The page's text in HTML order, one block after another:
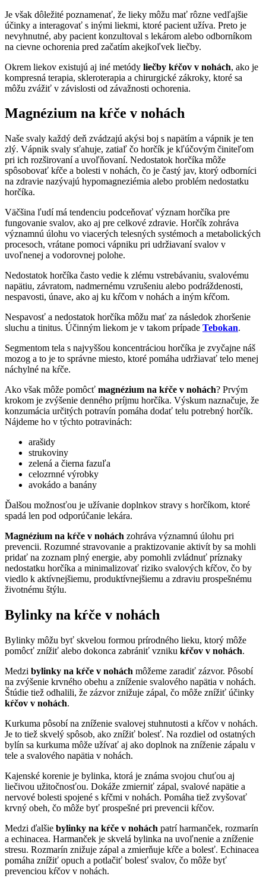
Je však dôležité poznamenať, že lieky môžu mať rôzne vedľajšie
účinky a interagovať s inými liekmi, ktoré pacient užíva. Preto je
nevyhnutné, aby pacient konzultoval s lekárom alebo odborníkom
na cievne ochorenia pred začatím akejkoľvek liečby.
Okrem liekov existujú aj iné metódy liečby kŕčov v nohách, ako je
kompresná terapia, skleroterapia a chirurgické zákroky, ktoré sa
môžu zvážiť v závislosti od závažnosti ochorenia.
Magnézium na kŕče v nohách
Naše svaly každý deň zvádzajú akýsi boj s napätím a vápnik je ten
zlý. Vápnik svaly sťahuje, zatiaľ čo horčík je kľúčovým činiteľom
pri ich rozširovaní a uvoľňovaní. Nedostatok horčíka môže
spôsobovať kŕče a bolesti v nohách, čo je častý jav, ktorý odborníci
na zdravie nazývajú hypomagneziémia alebo problém nedostatku
horčíka.
Väčšina ľudí má tendenciu podceňovať význam horčíka pre
fungovanie svalov, ako aj pre celkové zdravie. Horčík zohráva
významnú úlohu vo viacerých telesných systémoch a metabolických
procesoch, vrátane pomoci vápniku pri udržiavaní svalov v
uvoľnenej a vodorovnej polohe.
Nedostatok horčíka často vedie k zlému vstrebávaniu, svalovému
napätiu, závratom, nadmernému vzrušeniu alebo podráždenosti,
nespavosti, únave, ako aj ku kŕčom v nohách a iným kŕčom.
Nespavosť a nedostatok horčíka môžu mať za následok zhoršenie
sluchu a tinitus. Účinným liekom je v takom prípade Tebokan.
Segmentom tela s najvyššou koncentráciou horčíka je zvyčajne náš
mozog a to je to správne miesto, ktoré pomáha udržiavať telo menej
náchylné na kŕče.
Ako však môže pomôcť magnézium na kŕče v nohách? Prvým
krokom je zvýšenie denného príjmu horčíka. Výskum naznačuje, že
konzumácia určitých potravín pomáha dodať telu potrebný horčík.
Nájdeme ho v týchto potravinách:
arašidy
strukoviny
zelená a čierna fazuľa
celozrnné výrobky
avokádo a banány
Ďalšou možnosťou je užívanie doplnkov stravy s horčíkom, ktoré
spadá len pod odporúčanie lekára.
Magnézium na kŕče v nohách zohráva významnú úlohu pri
prevencii. Rozumné stravovanie a praktizovanie aktivít by sa mohli
pridať na zoznam plný energie, aby pomohli zvládnuť príznaky
nedostatku horčíka a minimalizovať riziko svalových kŕčov, čo by
viedlo k aktívnejšiemu, produktívnejšiemu a zdraviu prospešnému
životnému štýlu.
Bylinky na kŕče v nohách
Bylinky môžu byť skvelou formou prírodného lieku, ktorý môže
pomôcť znížiť alebo dokonca zabrániť vzniku kŕčov v nohách.
Medzi bylinky na kŕče v nohách môžeme zaradiť zázvor. Pôsobí
na zvýšenie krvného obehu a zníženie svalového napätia v nohách.
Štúdie tiež odhalili, že zázvor znižuje zápal, čo môže znížiť účinky
kŕčov v nohách.
Kurkuma pôsobí na zníženie svalovej stuhnutosti a kŕčov v nohách.
Je to tiež skvelý spôsob, ako znížiť bolesť. Na rozdiel od ostatných
bylín sa kurkuma môže užívať aj ako doplnok na zníženie zápalu v
tele a svalového napätia v nohách.
Kajenské korenie je bylinka, ktorá je známa svojou chuťou aj
liečivou užitočnosťou. Dokáže zmierniť zápal, svalové napätie a
nervové bolesti spojené s kŕčmi v nohách. Pomáha tiež zvyšovať
krvný obeh, čo môže byť prospešné pri prevencii kŕčov.
Medzi ďalšie bylinky na kŕče v nohách patrí harmanček, rozmarín
a echinacea. Harmanček je skvelá bylinka na uvoľnenie a zníženie
stresu. Rozmarín znižuje zápal a zmierňuje kŕče a bolesť. Echinacea
pomáha znížiť opuch a potlačiť bolesť svalov, čo môže byť
prevenciou kŕčov v nohách.